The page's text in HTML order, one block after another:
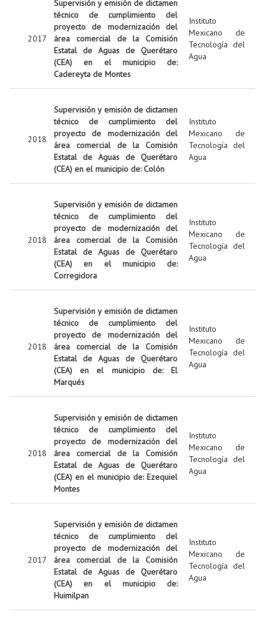
2017
Supervisión y emisión de dictamen
técnico de cumplimiento del
proyecto de modernización del
área comercial de la Comisión
Estatal de Aguas de Querétaro
(CEA) en el municipio de:
Cadereyta de Montes
Instituto
Mexicano de
Tecnología del
Agua
2018
Supervisión y emisión de dictamen
técnico de cumplimiento del
proyecto de modernización del
área comercial de la Comisión
Estatal de Aguas de Querétaro
(CEA) en el municipio de: Colón
Instituto
Mexicano de
Tecnología del
Agua
2018
Supervisión y emisión de dictamen
técnico de cumplimiento del
proyecto de modernización del
área comercial de la Comisión
Estatal de Aguas de Querétaro
(CEA) en el municipio de:
Corregidora
Instituto
Mexicano de
Tecnología del
Agua
2018
Supervisión y emisión de dictamen
técnico de cumplimiento del
proyecto de modernización del
área comercial de la Comisión
Estatal de Aguas de Querétaro
(CEA) en el municipio de: El
Marqués
Instituto
Mexicano de
Tecnología del
Agua
2018
Supervisión y emisión de dictamen
técnico de cumplimiento del
proyecto de modernización del
área comercial de la Comisión
Estatal de Aguas de Querétaro
(CEA) en el municipio de: Ezequiel
Montes
Instituto
Mexicano de
Tecnología del
Agua
2017
Supervisión y emisión de dictamen
técnico de cumplimiento del
proyecto de modernización del
área comercial de la Comisión
Estatal de Aguas de Querétaro
(CEA) en el municipio de:
Huimilpan
Instituto
Mexicano de
Tecnología del
Agua